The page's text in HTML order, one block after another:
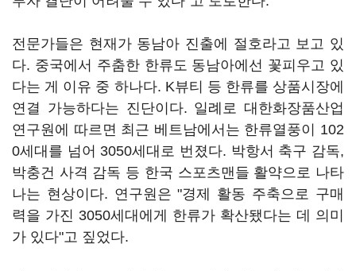
전문가들은 현재가 동남아 진출에 절호라고 보고 있
다. 중국에서 주춤한 한류도 동남아에선 꽃피우고 있
다는 게 이유 중 하나다. K뷰티 등 한류를 상품시장에
연결 가능하다는 진단이다. 일례로 대한화장품산업
연구원에 따르면 최근 베트남에서는 한류열풍이 102
0세대를 넘어 3050세대로 번졌다. 박항서 축구 감독,
박충건 사격 감독 등 한국 스포츠맨들 활약으로 나타
나는 현상이다. 연구원은 "경제 활동 주축으로 구매
력을 가진 3050세대에게 한류가 확산됐다는 데 의미
가 있다"고 짚었다.